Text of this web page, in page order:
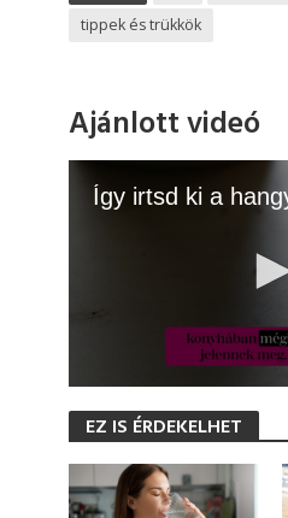
tippek és trükkök
Ajánlott videó
s
n
d
EZ IS ÉRDEKELHET